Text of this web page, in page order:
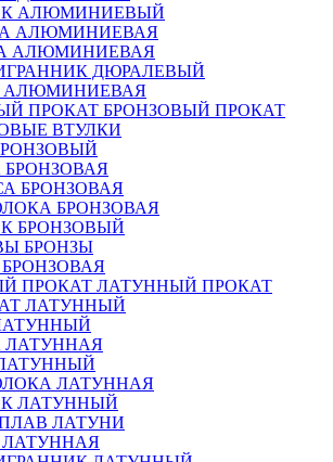
АЛЮМИНИЕВЫЙ
АЛЮМИНИЕВАЯ
АЛЮМИНИЕВАЯ
ДЮРАЛЕВЫЙ
БРОНЗОВЫЙ ПРОКАТ
ВТУЛКИ
БРОНЗОВАЯ
БРОНЗОВАЯ
БРОНЗОВАЯ
БРОНЗОВЫЙ
БРОНЗЫ
БРОНЗОВАЯ
ЛАТУННЫЙ ПРОКАТ
ЛАТУННЫЙ
ЛАТУННАЯ
ЛАТУННАЯ
ЛАТУННЫЙ
ЛАТУНИ
ЛАТУННАЯ